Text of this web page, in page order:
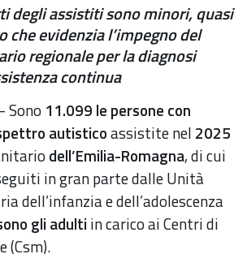
degli assistiti sono minori, quasi
che evidenzia l’impegno del
regionale per la diagnosi
continua
Sono 11.099 le persone con
autisticoassistite nel 2025
dell’Emilia-Romagna, di cui
in gran parte dalle Unità
dell’infanzia e dell’adolescenza
gli adulti in carico ai Centri di
(Csm).